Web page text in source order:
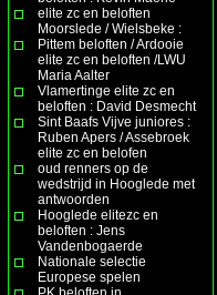
elite zc en beloften
Moorslede / Wielsbeke :
Pittem beloften / Ardooie
elite zc en beloften /LWU
Maria Aalter
Vlamertinge elite zc en
beloften : David Desmecht
Sint Baafs Vijve juniores :
Ruben Apers / Assebroek
elite zc en belofen
oud renners op de
wedstrijd in Hooglede met
antwoorden
Hooglede elitezc en
beloften : Jens
Vandenbogaerde
Nationale selectie
Europese spelen